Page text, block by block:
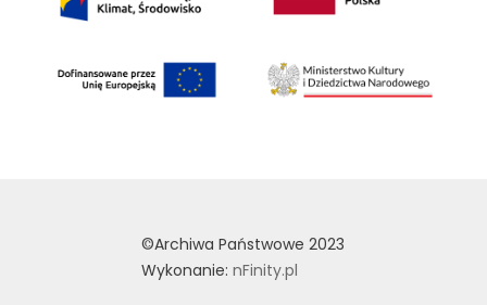
©Archiwa Państwowe 2023
Wykonanie:nFinity.pl